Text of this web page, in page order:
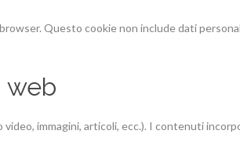
Questo cookie non include dati
web
immagini, articoli, ecc.). I contenuti